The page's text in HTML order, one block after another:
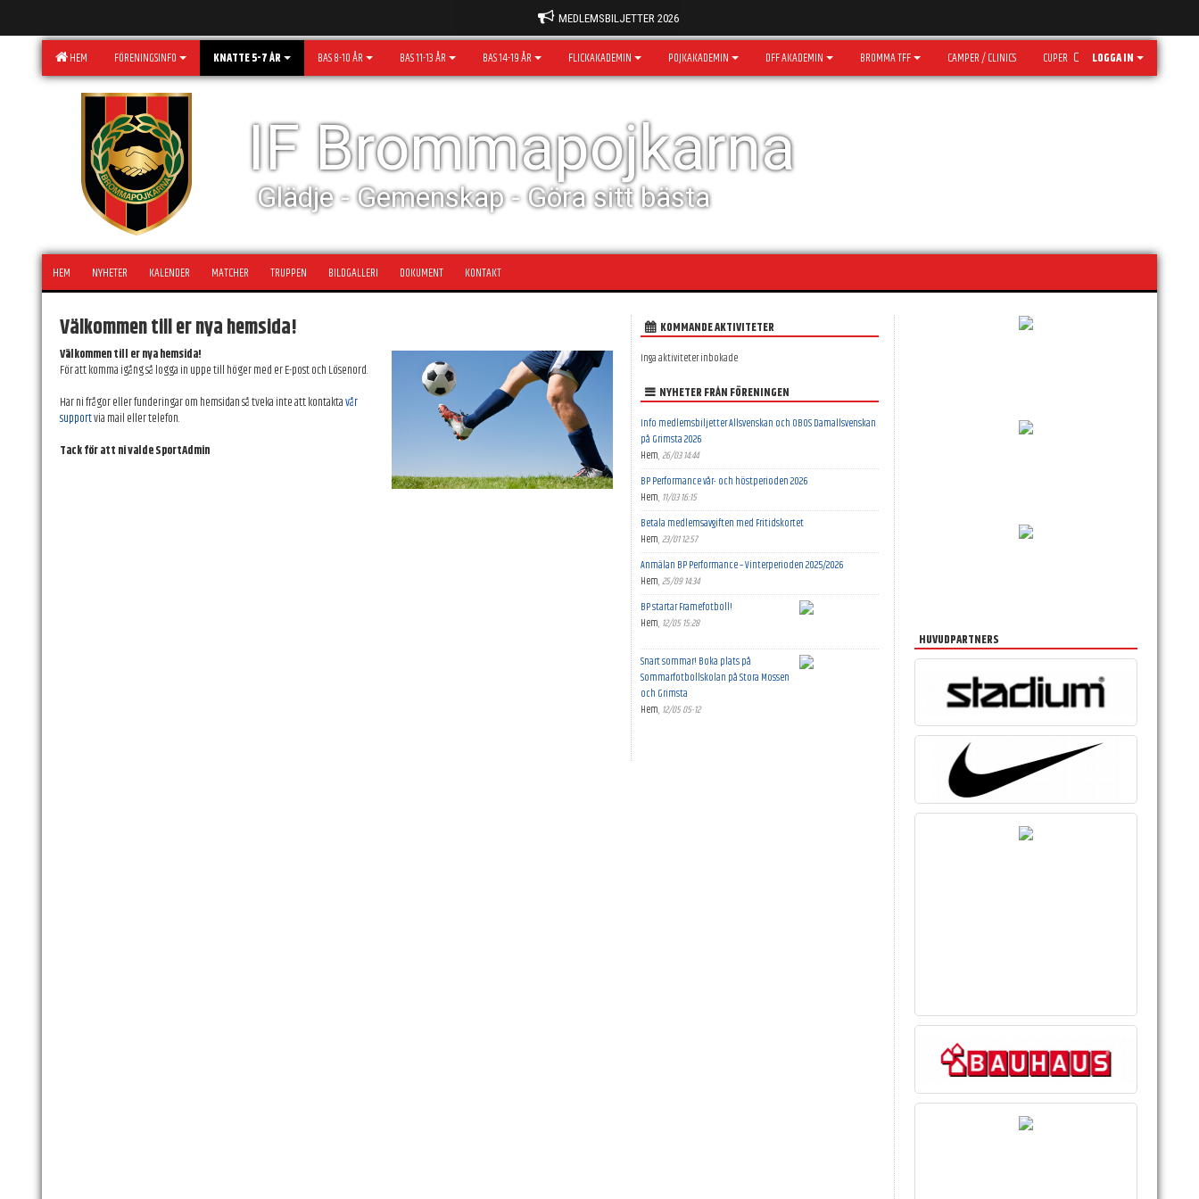
MEDLEMSBILJETTER 2026
HEM FÖRENINGSINFO KNATTE 5-7 ÅR BAS 8-10 ÅR BAS 11-13 ÅR BAS 14-19 ÅR FLICKAKADEMIN POJKAKADEMIN DFF AKADEMIN BROMMA TFF CAMPER / CLINICS CUPER LOGGA IN
IF Brommapojkarna
Glädje - Gemenskap - Göra sitt bästa
HEM NYHETER KALENDER MATCHER TRUPPEN BILDGALLERI DOKUMENT KONTAKT
Välkommen till er nya hemsida!
Välkommen till er nya hemsida!
För att komma igång så logga in uppe till höger med er E-post och Lösenord.
Har ni frågor eller funderingar om hemsidan så tveka inte att kontaktavår
supportvia mail eller telefon.
Tack för att ni valde SportAdmin
KOMMANDE AKTIVITETER
Inga aktiviteter inbokade
NYHETER FRÅN FÖRENINGEN
Info medlemsbiljetter Allsvenskan och OBOS Damallsvenskan
på Grimsta 2026
Hem,26/03 14:44
BP Performance vår- och höstperioden 2026
Hem, 11/03 16:15
Betala medlemsavgiften med Fritidskortet
Hem,23/01 12:57
Anmälan BP Performance – Vinterperioden 2025/2026
Hem,25/09 14:34
BP startar Framefotboll!
Hem, 12/05 15:28
Snart sommar! Boka plats på
Sommarfotbollskolan på Stora Mossen
och Grimsta
Hem, 12/05 05-12
HUVUDPARTNERS